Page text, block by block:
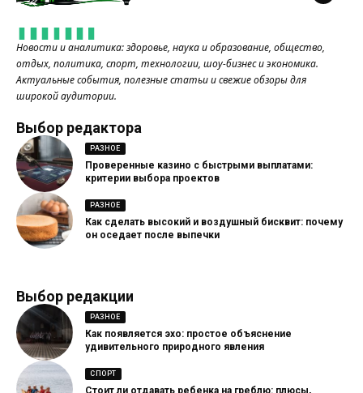
Новости и аналитика: здоровье, наука и образование, общество,
отдых, политика, спорт, технологии, шоу-бизнес и экономика.
Актуальные события, полезные статьи и свежие обзоры для
широкой аудитории.
Выбор редактора
РАЗНОЕ
Проверенные казино с быстрыми выплатами:
критерии выбора проектов
РАЗНОЕ
Как сделать высокий и воздушный бисквит: почему
он оседает после выпечки
Выбор редакции
РАЗНОЕ
Как появляется эхо: простое объяснение
удивительного природного явления
СПОРТ
Стоит ли отдавать ребенка на греблю: плюсы,